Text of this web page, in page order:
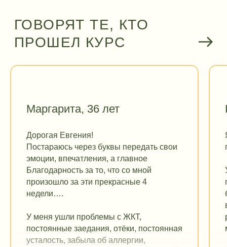
Маргарита, 36 лет
Дорогая Евгения!
Постараюсь через буквы передать свои
эмоции, впечатления, а главное
Благодарность за то, что со мной
произошло за эти прекрасные 4
недели….
У меня ушли проблемы с ЖКТ,
постоянные заедания, отёки, постоянная
усталость, забыла об аллергии,